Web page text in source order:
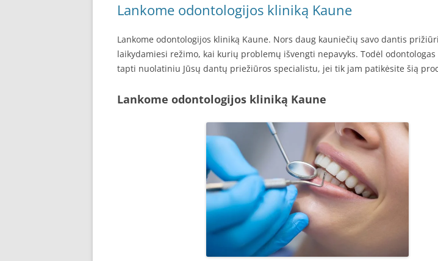
Lankome odontologijos kliniką Kaune
Lankome odontologijos kliniką Kaune. Nors daug kauniečių savo dantis
laikydamiesi režimo, kai kurių problemų išvengti nepavyks. Todėl odontologas
tapti nuolatiniu Jūsų dantų priežiūros specialistu, jei tik jam patikėsite šią
Lankome odontologijos kliniką Kaune